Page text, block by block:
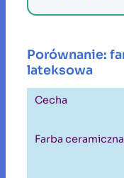
Porównanie:
lateksowa